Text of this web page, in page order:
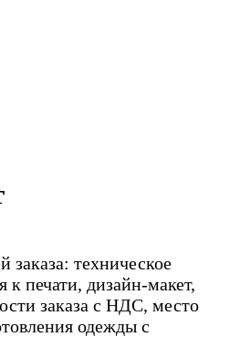
заказа: техническое
к печати, дизайн-макет,
заказа с НДС, место
одежды с